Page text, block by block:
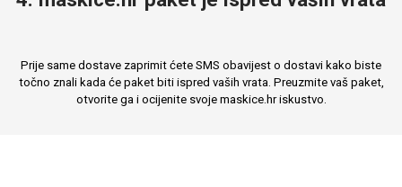
Prije same dostave zaprimit ćete SMS obavijest o dostavi kako biste
točno znali kada će paket biti ispred vaših vrata. Preuzmite vaš paket,
otvorite ga i ocijenite svoje maskice.hr iskustvo.